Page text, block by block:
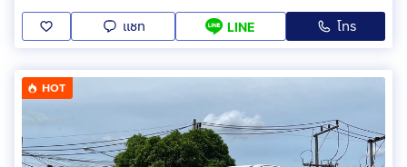
แชท LINE โทร
HOT